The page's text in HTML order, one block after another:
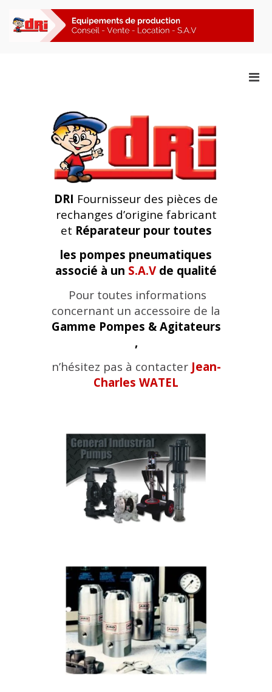
contenu
DRI Fournisseur des pièces de
rechanges d’origine fabricant
et Réparateur pour toutes
les pompes pneumatiques
associé à un S.A.V de qualité
Pour toutes informations
concernant un accessoire de la
Gamme Pompes & Agitateurs
,
n’hésitez pas à contacter Jean-
Charles WATEL